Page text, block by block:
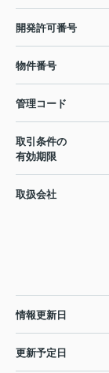
開発許可番号
物件番号
管理コード
取引条件の
有効期限
取扱会社
情報更新日
更新予定日